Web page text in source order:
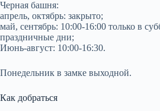
Черная башня:
апрель, октябрь: закрыто;
май, сентябрь: 10:00-16:00 только в
праздничные дни;
Июнь-август: 10:00-16:30.
Понедельник в замке выходной.
Как добраться